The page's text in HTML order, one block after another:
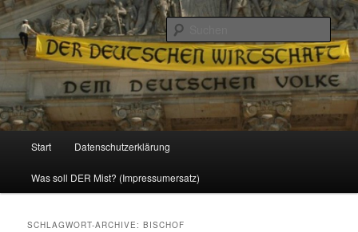
Reizzentrum
Politik, Wirtschaft, Soziales und Gesellschaft
Zum
Inhalt
Zum
sekundären
Start Datenschutzerklärung
Was soll DER Mist? (Impressumersatz)
SCHLAGWORT-ARCHIVE:BISCHOF